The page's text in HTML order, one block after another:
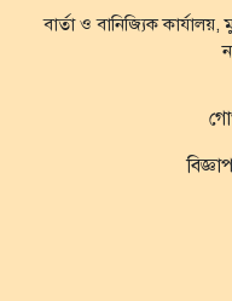
বার্তা ও বানিজ্যিক